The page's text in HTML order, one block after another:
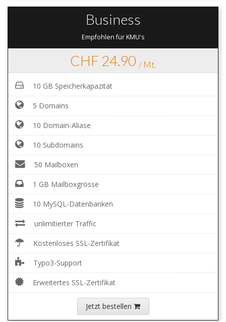
Business
Empfohlen für KMU's
CHF 24.90 / Mt.
10 GB Speicherkapazität
5 Domains
10 Domain-Aliase
10 Subdomains
50 Mailboxen
1 GB Mailboxgrösse
10 MySQL-Datenbanken
unlimitierter Traffic
Kostenloses SSL-Zertifikat
Typo3-Support
Erweitertes SSL-Zertifikat
Jetzt bestellen